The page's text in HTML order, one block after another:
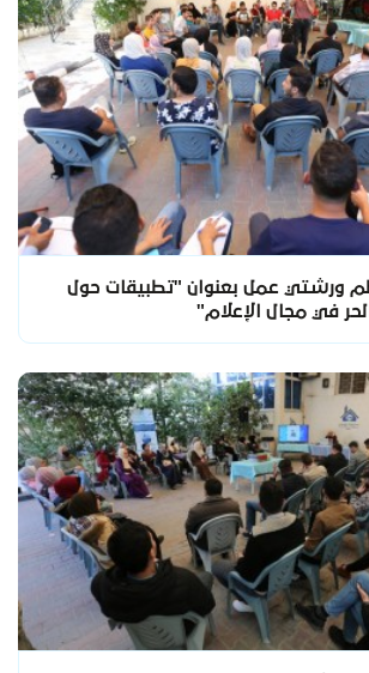
ورشتي عمل بعنوان "تطبيقات حول
في مجال الإعلام"